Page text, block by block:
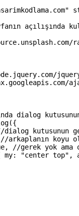
dialog
({
dialog kutusunun
//arkaplanın koyu
,
//gerek yok ama
my: "center top" ,